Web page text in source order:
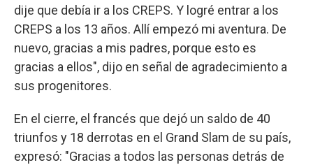
dije que debía ir a los CREPS. Y logré entrar a los
CREPS a los 13 años. Allí empezó mi aventura. De
nuevo, gracias a mis padres, porque esto es
gracias a ellos", dijo en señal de agradecimiento a
sus progenitores.
En el cierre, el francés que dejó un saldo de 40
triunfos y 18 derrotas en el Grand Slam de su país,
expresó: "Gracias a todos las personas detrás de